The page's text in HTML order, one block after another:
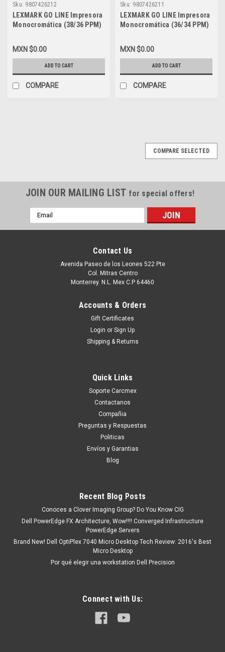
Sku: 9807426212
LEXMARK GO LINE Impresora
Monocromática (38/36 PPM)
LEXMARK B2338DW
MXN $0.00
ADD TO CART
COMPARE
Sku: 9807426211
LEXMARK GO LINE Impresora
Monocromática (36/34 PPM)
LEXMARK B2236DW
MXN $0.00
ADD TO CART
COMPARE
(46/44 PPM) Pantalla de 2.4 PULG NEW
LEXMARK B2546DW
Productos en existencia Este producto se encuentra en
existencia si esta marcado como “In Stock”. De otra manera
COMPARE
COMPARE SELECTED
JOIN OUR MAILING LIST for special offers!
Email
Address
Contact Us
Avenida Paseo de los Leones 522 Pte
Col. Mitras Centro
Monterrey. N.L. Mex C.P 64460
Accounts & Orders
Gift Certificates
Login or Sign Up
Shipping & Returns
Quick Links
Soporte Carcmex
Contactanos
Compañia
Preguntas y Respuestas
Politicas
Envíos y Garantias
Blog
Recent Blog Posts
Conoces a Clover Imaging Group? Do You Know CIG
Dell PowerEdge FX Architecture, Wow!!!! Converged Infrastructure
PowerEdge Servers
Brand New! Dell OptiPlex 7040 Micro Desktop Tech Review: 2016's Best
Micro Desktop
Por qué elegir una workstation Dell Precision
Connect with Us: